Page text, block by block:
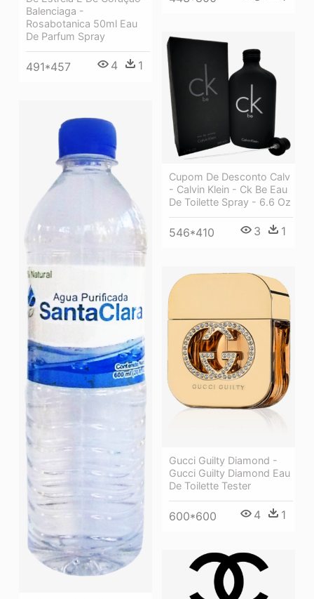
Balenciaga -
Rosabotanica 50ml Eau
De Parfum Spray
491*457 4 1
Cupom De Desconto Calv
- Calvin Klein - Ck Be Eau
De Toilette Spray - 6.6 Oz
546*410 3 1
Gucci Guilty Diamond -
Gucci Guilty Diamond Eau
De Toilette Tester
600*600 4 1